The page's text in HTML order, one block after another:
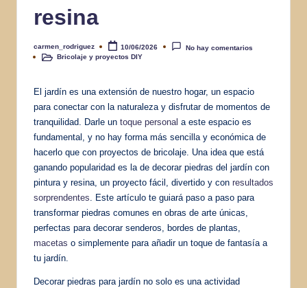
resina
Publicado
por
carmen_rodriguez 10/06/2026
No hay comentarios
PublicadoBricolaje y proyectos DIY
El jardín es una extensión de nuestro hogar, un espacio
para conectar con la naturaleza y disfrutar de momentos de
tranquilidad. Darle un toque personal a este espacio es
fundamental, y no hay forma más sencilla y económica de
hacerlo que con proyectos de bricolaje. Una idea que está
ganando popularidad es la de decorar piedras del jardín con
pintura y resina, un proyecto fácil, divertido y con resultados
sorprendentes . Este artículo te guiará paso a paso para
transformar piedras comunes en obras de arte únicas,
perfectas para decorar senderos, bordes de plantas,
macetas o simplemente para añadir un toque de fantasía a
tu jardín.
Decorar piedras para jardín no solo es una actividad